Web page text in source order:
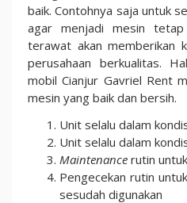
baik. Contohnya saja untuk
agar menjadi mesin
terawat akan memberikan
perusahaan berkualitas.
mobil Cianjur Gavriel Rent
mesin yang baik dan bersih.
Unit selalu dalam
Unit selalu dalam
Maintenance rutin
Pengecekan rutin
sesudah digunakan